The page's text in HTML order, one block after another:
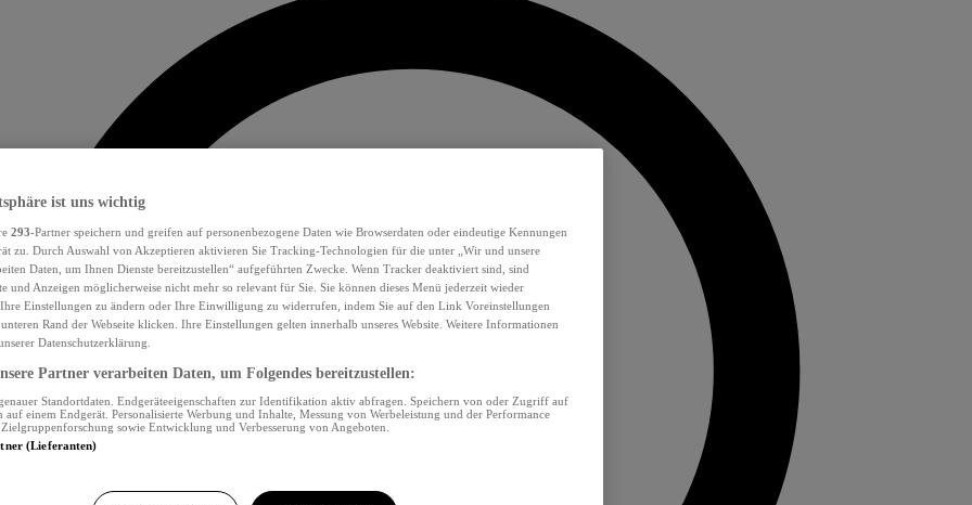
ist uns wichtig
293-Partner speichern und greifen auf personenbezogene Daten wie Browserdaten oder eindeutige Kennungen
zu. Durch Auswahl von Akzeptieren aktivieren Sie Tracking-Technologien für die unter „Wir und unsere
Daten, um Ihnen Dienste bereitzustellen“ aufgeführten Zwecke. Wenn Tracker deaktiviert sind, sind
und Anzeigen möglicherweise nicht mehr so relevant für Sie. Sie können dieses Menü jederzeit wieder
Einstellungen zu ändern oder Ihre Einwilligung zu widerrufen, indem Sie auf den Link Voreinstellungen
Rand der Webseite klicken. Ihre Einstellungen gelten innerhalb unseres Website. Weitere Informationen
Datenschutzerklärung.
Partner verarbeiten Daten, um Folgendes bereitzustellen:
Standortdaten. Endgeräteeigenschaften zur Identifikation aktiv abfragen. Speichern von oder Zugriff auf
einem Endgerät. Personalisierte Werbung und Inhalte, Messung von Werbeleistung und der Performance
sowie Entwicklung und Verbesserung von Angeboten.
(Lieferanten)